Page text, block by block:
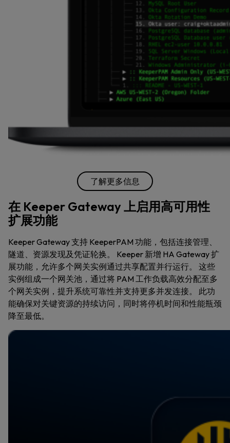
了解更多信息
在 Keeper Gateway 上启用高可用性
扩展功能
Keeper Gateway 支持 KeeperPAM 功能，包括连接管理、
隧道、资源发现及凭证轮换。 Keeper 新增 HA Gateway 扩
展功能，允许多个网关实例通过共享配置并行运行。 这些
实例组成一个网关池，通过将 PAM 工作负载高效分配至多
个网关实例，提升系统可靠性并支持更多并发连接。 此功
能确保对关键资源的持续访问，同时将停机时间和性能瓶颈
降至最低。